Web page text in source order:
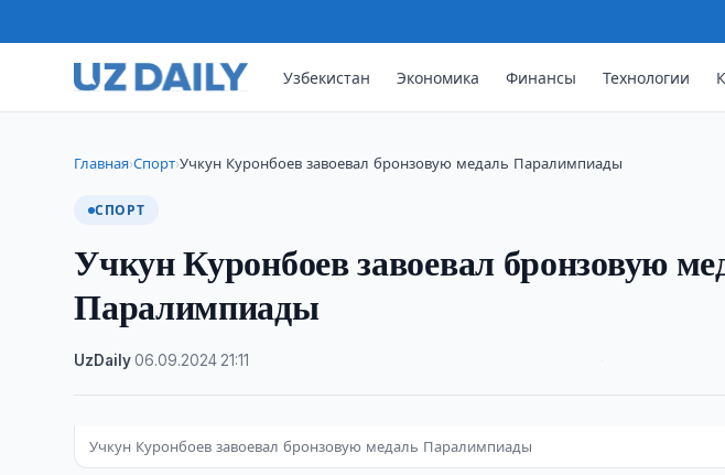
Узбекистан Экономика Финансы Технологии
Главная›Спорт›Учкун Куронбоев завоевал бронзовую медаль Паралимпиады
СПОРТ
Учкун Куронбоев завоевал бронзовую
Паралимпиады
UzDaily·06.09.2024 21:11
Учкун Куронбоев завоевал бронзовую медаль Паралимпиады